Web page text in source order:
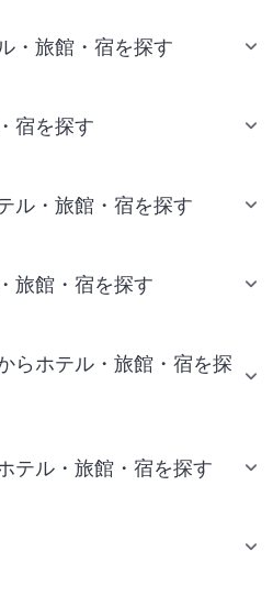
・旅館・宿を探す
宿を探す
ル・旅館・宿を探す
旅館・宿を探す
らホテル・旅館・宿を探
テル・旅館・宿を探す